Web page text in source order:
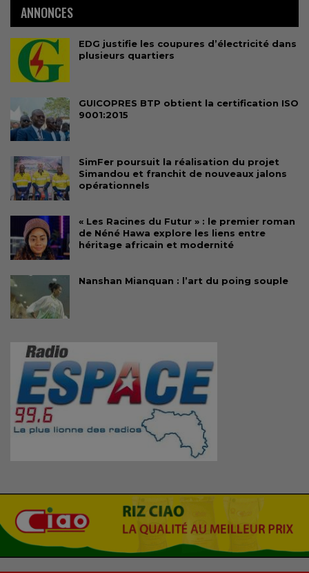
ANNONCES
EDG justifie les coupures d’électricité dans
plusieurs quartiers
GUICOPRES BTP obtient la certification ISO
9001:2015
SimFer poursuit la réalisation du projet
Simandou et franchit de nouveaux jalons
opérationnels
« Les Racines du Futur » : le premier roman
de Néné Hawa explore les liens entre
héritage africain et modernité
Nanshan Mianquan : l’art du poing souple